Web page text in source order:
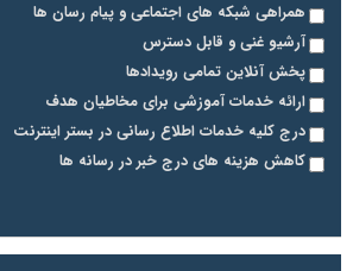
همراهی شبکه های اجتماعی و پیام رسان ها
آرشیو غنی و قابل دسترس
پخش آنلاین تمامی رویدادها
ارائه خدمات آموزشی برای مخاطیان هدف
درج کلیه خدمات اطلاع رسانی در بستر اینترنت
کاهش هزینه های درج خبر در رسانه ها